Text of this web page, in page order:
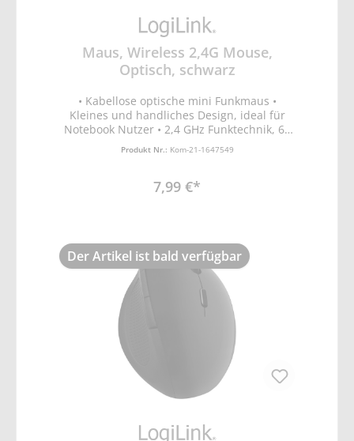
Maus, Wireless 2,4G Mouse,
Optisch, schwarz
• Kabellose optische mini Funkmaus •
Kleines und handliches Design, ideal für
Notebook Nutzer • 2,4 GHz Funktechnik, 64
Kanäle • 3 programmierbare Tasten •
Stromsparmodus • Reichweite: Bis zu 10 m •
Produkt Nr.: Kom-21-1647549
7,99 €*
Der Artikel ist bald verfügbar